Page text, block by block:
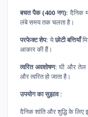
बचत पैक (400 नग): दैनिक
लंबे समय तक चलता है।
परफेक्ट शेप: येछोटी बत्तियाँ
आकार की हैं।
त्वरित अवशोषण: घी और तेल
और त्वरित हो जाता है।
उपयोग का सुझाव :
दैनिक शांति और शुद्धि के लिए